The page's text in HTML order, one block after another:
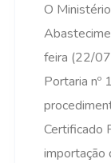
O
feira (22/
Portaria nº
Certificado
importação